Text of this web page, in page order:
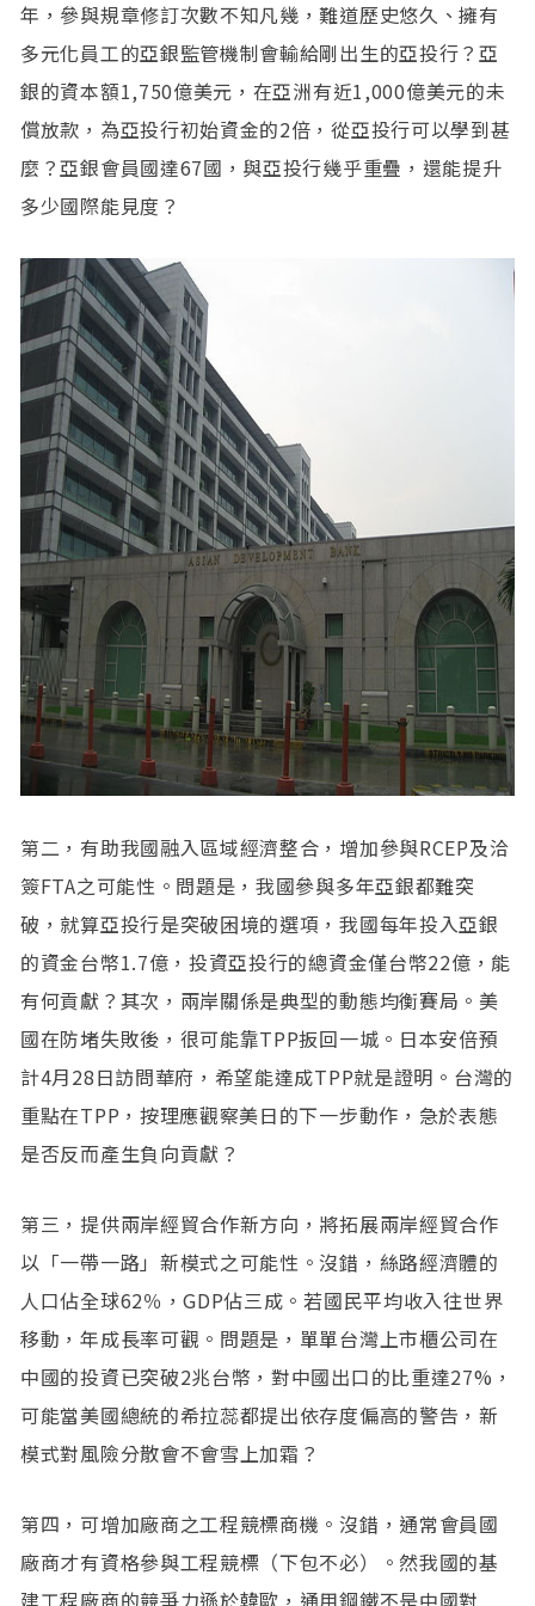
年，參與規章修訂次數不知凡幾，難道歷史悠久、擁有
多元化員工的亞銀監管機制會輸給剛出生的亞投行？亞
銀的資本額1,750億美元，在亞洲有近1,000億美元的未
償放款，為亞投行初始資金的2倍，從亞投行可以學到甚
麼？亞銀會員國達67國，與亞投行幾乎重疊，還能提升
多少國際能見度？
第二，有助我國融入區域經濟整合，增加參與RCEP及洽
簽FTA之可能性。問題是，我國參與多年亞銀都難突
破，就算亞投行是突破困境的選項，我國每年投入亞銀
的資金台幣1.7億，投資亞投行的總資金僅台幣22億，能
有何貢獻？其次，兩岸關係是典型的動態均衡賽局。美
國在防堵失敗後，很可能靠TPP扳回一城。日本安倍預
計4月28日訪問華府，希望能達成TPP就是證明。台灣的
重點在TPP，按理應觀察美日的下一步動作，急於表態
是否反而產生負向貢獻？
第三，提供兩岸經貿合作新方向，將拓展兩岸經貿合作
以「一帶一路」新模式之可能性。沒錯，絲路經濟體的
人口佔全球62％，GDP佔三成。若國民平均收入往世界
移動，年成長率可觀。問題是，單單台灣上市櫃公司在
中國的投資已突破2兆台幣，對中國出口的比重達27%，
可能當美國總統的希拉蕊都提出依存度偏高的警告，新
模式對風險分散會不會雪上加霜？
第四，可增加廠商之工程競標商機。沒錯，通常會員國
廠商才有資格參與工程競標（下包不必）。然我國的基
建工程廠商的競爭力遜於韓歐，通用鋼鐵不是中國對